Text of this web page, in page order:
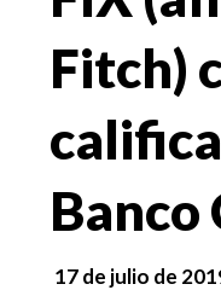
Fitch)
Banco
17 de julio de